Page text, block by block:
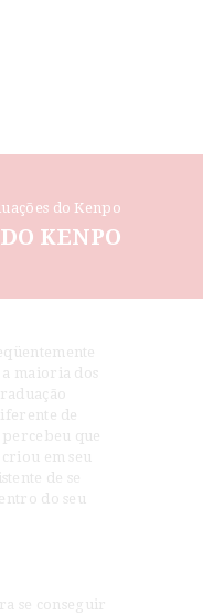
do Kenpo
KENPO
maioria dos
de
que
em seu
de se
do seu
se conseguir